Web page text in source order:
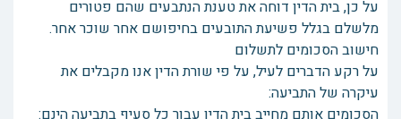
על כן, בית הדין דוחה את טענת הנתבעים שהם פטורים
מלשלם בגלל פשיעת התובעים בחיפושם אחר שוכר אחר.
חישוב הסכומים לתשלום
על רקע הדברים לעיל, על פי שורת הדין אנו מקבלים את
עיקרה של התביעה:
הסכומים אותם מחייב בית הדין עבור כל סעיף בתביעה הינם: